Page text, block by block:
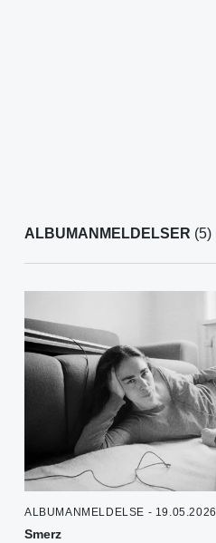
ALBUMANMELDELSER (5)
ALBUMANMELDELSE - 19.05.2026
Smerz